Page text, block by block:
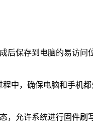
后保存到电脑的易访问
程中，确保电脑和手机
，允许系统进行固件刷